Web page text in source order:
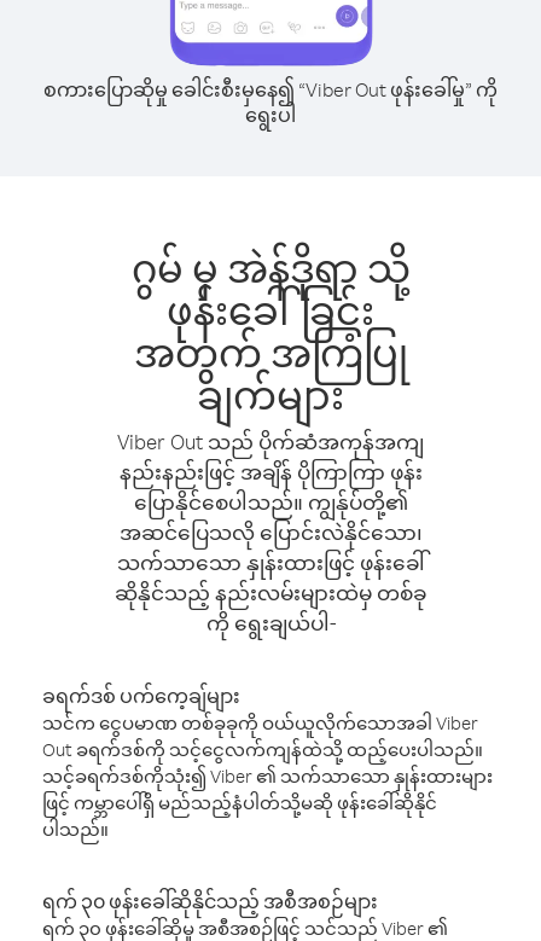
စကားပြောဆိုမှု ခေါင်းစီးမှနေ၍ “Viber Out ဖုန်းခေါ်မှု” ကို
ရွေးပါ
ဂွမ် မှ အဲန်ဒိုရာ သို့
ဖုန်းခေါ်ခြင်း
အတွက် အကြံပြု
ချက်များ
Viber Out သည် ပိုက်ဆံအကုန်အကျ
နည်းနည်းဖြင့် အချိန် ပိုကြာကြာ ဖုန်း
ပြောနိုင်စေပါသည်။ ကျွန်ုပ်တို့၏
အဆင်ပြေသလို ပြောင်းလဲနိုင်သော၊
သက်သာသော နှုန်းထားဖြင့် ဖုန်းခေါ်
ဆိုနိုင်သည့် နည်းလမ်းများထဲမှ တစ်ခု
ကို ရွေးချယ်ပါ-
ခရက်ဒစ် ပက်ကေ့ချ်များ
သင်က ငွေပမာဏ တစ်ခုခုကို ဝယ်ယူလိုက်သောအခါ Viber
Out ခရက်ဒစ်ကို သင့်ငွေလက်ကျန်ထဲသို့ ထည့်ပေးပါသည်။
သင့်ခရက်ဒစ်ကိုသုံး၍ Viber ၏ သက်သာသော နှုန်းထားများ
ဖြင့် ကမ္ဘာပေါ်ရှိ မည်သည့်နံပါတ်သို့မဆို ဖုန်းခေါ်ဆိုနိုင်
ပါသည်။
ရက် ၃၀ ဖုန်းခေါ်ဆိုနိုင်သည့် အစီအစဉ်များ
ရက် ၃၀ ဖုန်းခေါ်ဆိုမှု အစီအစဉ်ဖြင့် သင်သည် Viber ၏